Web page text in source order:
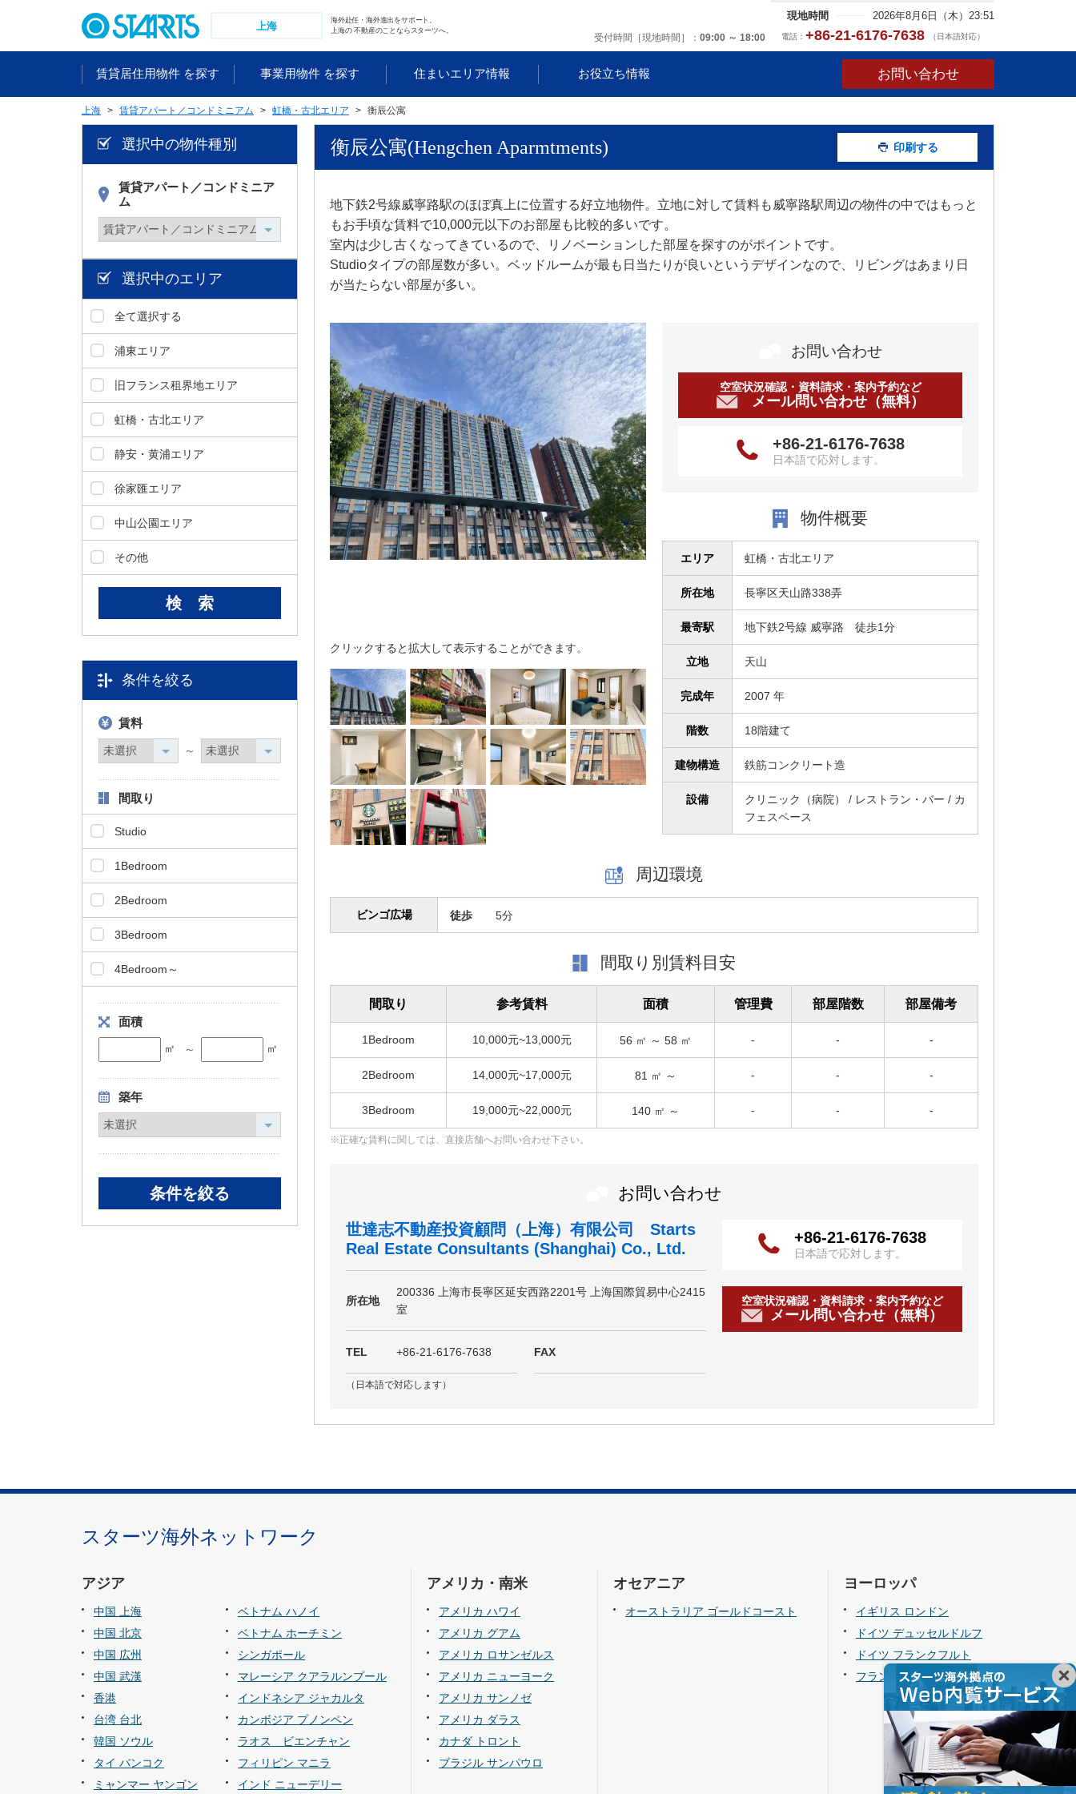
移
上海
海外赴任・海外進出をサポート。
上海の 不動産のことならスターツへ。
現地時間 2026年8月6日（木）23:51
受付時間［現地時間］ 09:00 ～ 18:00 電話： +86-21-6176-7638 （日本語対応）
賃貸居住用物件 を探す 事業用物件 を探す 住まいエリア情報 お役立ち情報 お問い合わせ
上海 賃貸アパート／コンドミニアム 虹橋・古北エリア 衡辰公寓
選択中の物件種別
賃貸アパート／コンドミニア
ム
選択中のエリア
全て選択する
浦東エリア
旧フランス租界地エリア
虹橋・古北エリア
静安・黄浦エリア
徐家匯エリア
中山公園エリア
その他
条件を絞る
賃料
～
間取り
Studio
1Bedroom
2Bedroom
3Bedroom
4Bedroom～
面積
㎡ ～ ㎡
築年
衡辰公寓(Hengchen Aparmtments) 印刷する
地下鉄2号線威寧路駅のほぼ真上に位置する好立地物件。立地に対して賃料も威寧路駅周辺の物件の中ではもっと
もお手頃な賃料で10,000元以下のお部屋も比較的多いです。
室内は少し古くなってきているので、リノベーションした部屋を探すのがポイントです。
Studioタイプの部屋数が多い。ベッドルームが最も日当たりが良いというデザインなので、リビングはあまり日
が当たらない部屋が多い。
クリックすると拡大して表示することができます。
お問い合わせ
空室状況確認・資料請求・案内予約など
メール問い合わせ（無料）
+86-21-6176-7638
日本語で応対します。
物件概要
エリア 虹橋・古北エリア
所在地 長寧区天山路338弄
最寄駅 地下鉄2号線 威寧路 徒歩1分
立地 天山
完成年 2007 年
階数 18階建て
建物構造 鉄筋コンクリート造
設備
クリニック（病院） / レストラン・バー / カ
フェスペース
周辺環境
ビンゴ広場 徒歩 5分
間取り別賃料目安
間取り 参考賃料 面積 管理費 部屋階数 部屋備考
1Bedroom 10,000元~13,000元 56 ㎡ ～ 58 ㎡ - - -
2Bedroom 14,000元~17,000元 81 ㎡ ～ - - -
3Bedroom 19,000元~22,000元 140 ㎡ ～ - - -
正確な賃料に関しては、直接店舗へお問い合わせ下さい。
お問い合わせ
世達志不動産投資顧問（上海）有限公司 Starts
Real Estate Consultants (Shanghai) Co., Ltd.
所在地
200336 上海市長寧区延安西路2201号 上海国際貿易中心2415
室
TEL +86-21-6176-7638
（日本語で対応します）
FAX
+86-21-6176-7638
日本語で応対します。
空室状況確認・資料請求・案内予約など
メール問い合わせ（無料）
スターツ海外ネットワーク
アジア
中国 上海
中国 北京
中国 広州
中国 武漢
香港
台湾 台北
韓国 ソウル
タイ バンコク
ミャンマー ヤンゴン
ベトナム ハノイ
ベトナム ホーチミン
シンガポール
マレーシア クアラルンプール
インドネシア ジャカルタ
カンボジア プノンペン
ラオス ビエンチャン
フィリピン マニラ
インド ニューデリー
アメリカ・南米
アメリカ ハワイ
アメリカ グアム
アメリカ ロサンゼルス
アメリカ ニューヨーク
アメリカ サンノゼ
アメリカ ダラス
カナダ トロント
ブラジル サンパウロ
オセアニア
オーストラリア ゴールドコースト
ヨーロッパ
イギリス ロンドン
ドイツ デュッセルドルフ
ドイツ フランクフルト
フランス パリ